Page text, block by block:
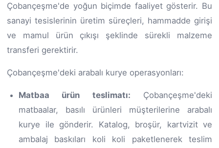
Çobançeşme'de yoğun biçimde faaliyet gösterir. Bu
sanayi tesislerinin üretim süreçleri, hammadde girişi
ve mamul ürün çıkışı şeklinde sürekli malzeme
transferi gerektirir.
Çobançeşme'deki arabalı kurye operasyonları:
Matbaa ürün teslimatı: Çobançeşme'deki
matbaalar, basılı ürünleri müşterilerine arabalı
kurye ile gönderir. Katalog, broşür, kartvizit ve
ambalaj baskıları koli koli paketlenerek teslim